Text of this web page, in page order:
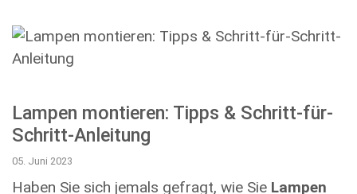
Lampen montieren: Tipps & Schritt-für-
Schritt-Anleitung
05. Juni 2023
Haben Sie sich jemals gefragt, wie Sie Lampen